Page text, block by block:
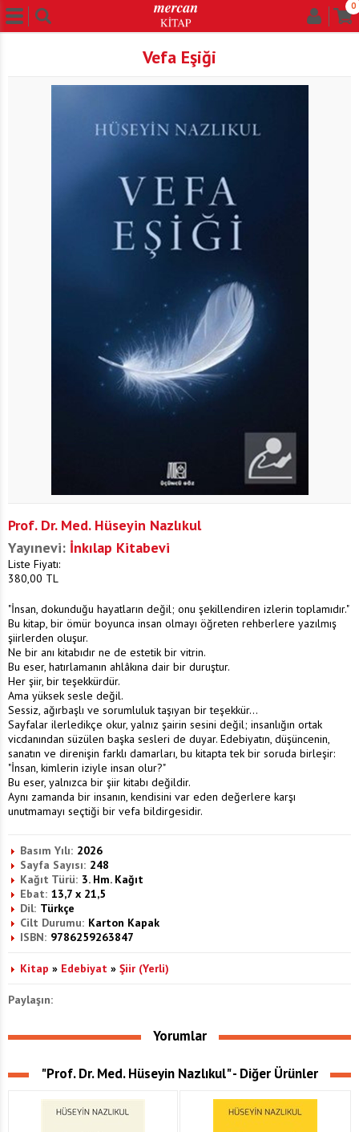
0
Vefa Eşiği
Prof. Dr. Med. Hüseyin Nazlıkul
Yayınevi: İnkılap Kitabevi
Liste Fiyatı:
380,00 TL
"İnsan, dokunduğu hayatların değil; onu şekillendiren izlerin toplamıdır."
Bu kitap, bir ömür boyunca insan olmayı öğreten rehberlere yazılmış
şiirlerden oluşur.
Ne bir anı kitabıdır ne de estetik bir vitrin.
Bu eser, hatırlamanın ahlâkına dair bir duruştur.
Her şiir, bir teşekkürdür.
Ama yüksek sesle değil.
Sessiz, ağırbaşlı ve sorumluluk taşıyan bir teşekkür...
Sayfalar ilerledikçe okur, yalnız şairin sesini değil; insanlığın ortak
vicdanından süzülen başka sesleri de duyar. Edebiyatın, düşüncenin,
sanatın ve direnişin farklı damarları, bu kitapta tek bir soruda birleşir:
"İnsan, kimlerin iziyle insan olur?"
Bu eser, yalnızca bir şiir kitabı değildir.
Aynı zamanda bir insanın, kendisini var eden değerlere karşı
unutmamayı seçtiği bir vefa bildirgesidir.
Basım Yılı: 2026
Sayfa Sayısı: 248
Kağıt Türü: 3. Hm. Kağıt
Ebat: 13,7 x 21,5
Dil: Türkçe
Cilt Durumu: Karton Kapak
ISBN: 9786259263847
Kitap » Edebiyat » Şiir (Yerli)
Paylaşın:
Yorumlar
"Prof. Dr. Med. Hüseyin Nazlıkul" - Diğer Ürünler